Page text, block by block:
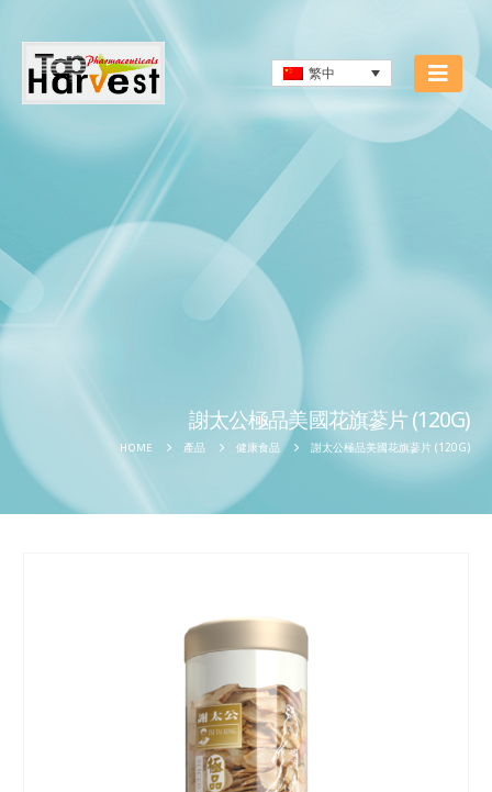
繁中
謝太公極品美國花旗蔘片 (120G)
HOME 產品 健康食品 謝太公極品美國花旗蔘片 (120G)